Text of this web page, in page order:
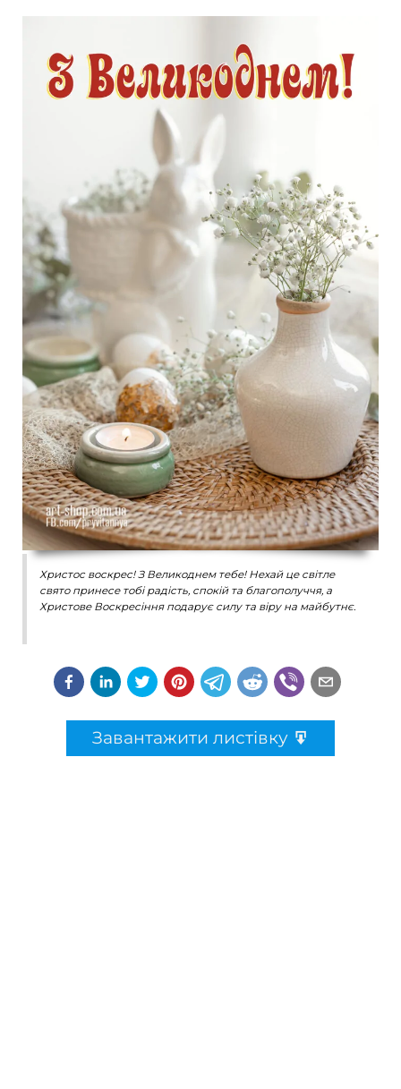
Христос воскрес! З Великоднем тебе! Нехай це світле
свято принесе тобі радість, спокій та благополуччя, а
Христове Воскресіння подарує силу та віру на майбутнє.
Завантажити листівку